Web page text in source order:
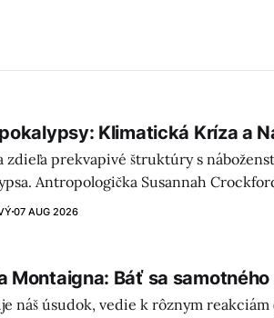
Klimatická Kríza a
prekvapivé štruktúry s
Antropologička Susannah
používajú kresťanské koncepty pri
07 AUG 2026
Montaigna: Báť sa
náš úsudok, vedie k rôznym reakciám